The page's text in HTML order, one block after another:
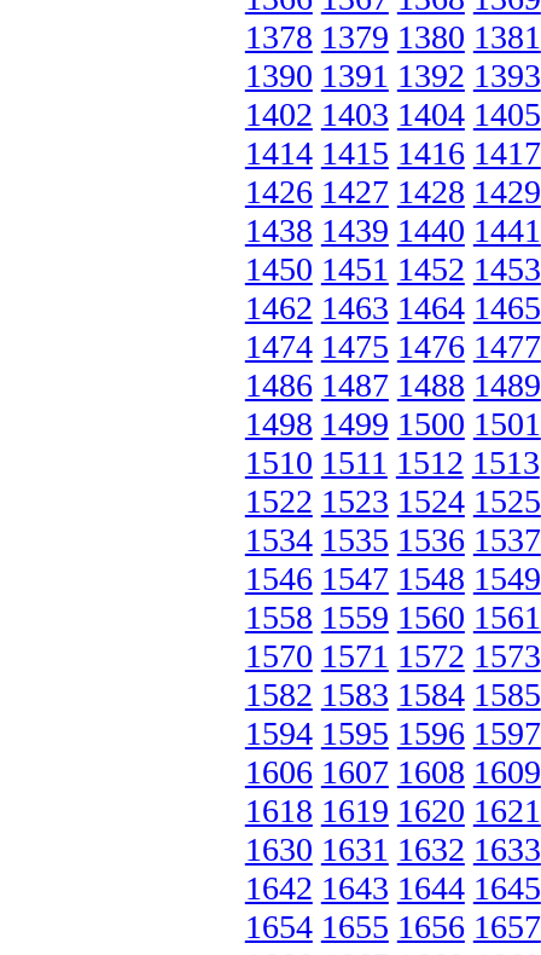
1378 1379 1380 1381
1390 1391 1392 1393
1402 1403 1404 1405
1414 1415 1416 1417
1426 1427 1428 1429
1438 1439 1440 1441
1450 1451 1452 1453
1462 1463 1464 1465
1474 1475 1476 1477
1486 1487 1488 1489
1498 1499 1500 1501
1510 1511 1512 1513
1522 1523 1524 1525
1534 1535 1536 1537
1546 1547 1548 1549
1558 1559 1560 1561
1570 1571 1572 1573
1582 1583 1584 1585
1594 1595 1596 1597
1606 1607 1608 1609
1618 1619 1620 1621
1630 1631 1632 1633
1642 1643 1644 1645
1654 1655 1656 1657